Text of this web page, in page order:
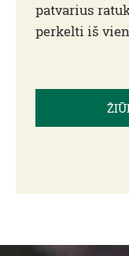
patvarius
perkelti iš